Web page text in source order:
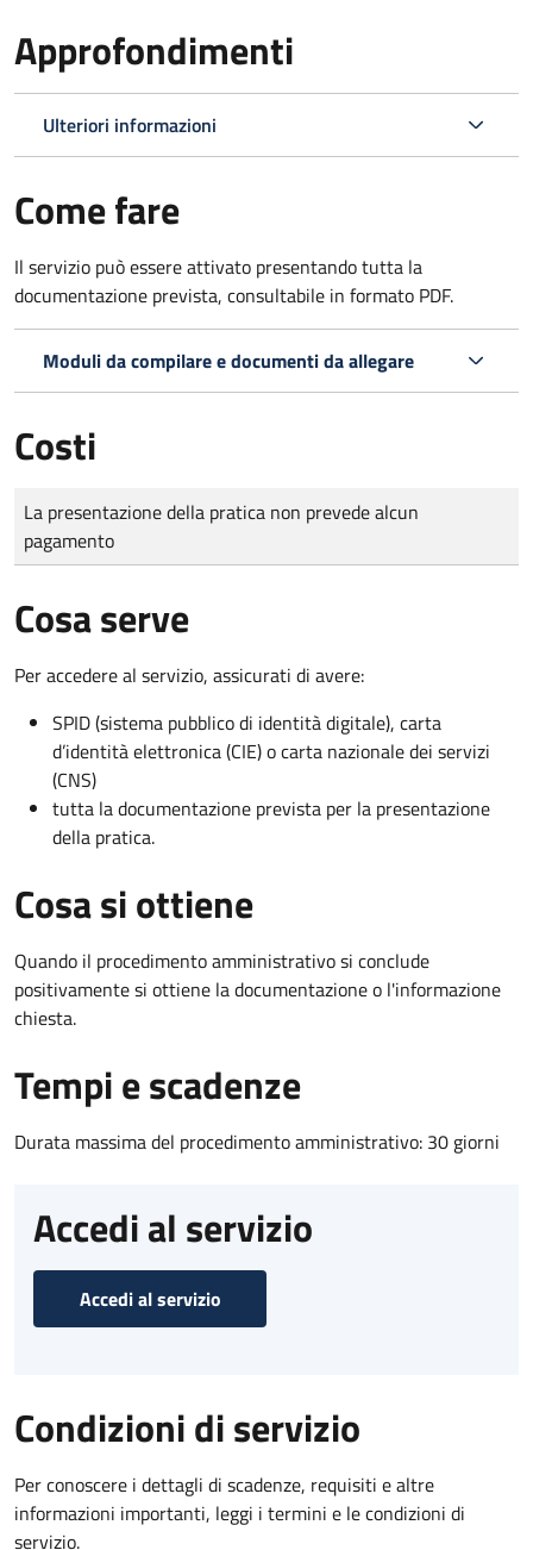
Approfondimenti
Ulteriori informazioni
Come fare
Il servizio può essere attivato presentando tutta la
documentazione prevista, consultabile in formato PDF.
Moduli da compilare e documenti da allegare
Costi
Tipo di pagamento
Importo
La presentazione della pratica non prevede alcun
pagamento
Cosa serve
Per accedere al servizio, assicurati di avere:
SPID (sistema pubblico di identità digitale), carta
d’identità elettronica (CIE) o carta nazionale dei servizi
(CNS)
tutta la documentazione prevista per la presentazione
della pratica.
Cosa si ottiene
Quando il procedimento amministrativo si conclude
positivamente si ottiene la documentazione o l'informazione
chiesta.
Tempi e scadenze
Durata massima del procedimento amministrativo: 30 giorni
Accedi al servizio
Accedi al servizio
Condizioni di servizio
Per conoscere i dettagli di scadenze, requisiti e altre
informazioni importanti, leggi i termini e le condizioni di
servizio.